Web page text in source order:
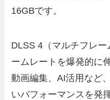
16GBです。
DLSS 4（マルチフレ
ームレートを爆発的に
動画編集、AI活用など
いパフォーマンスを発